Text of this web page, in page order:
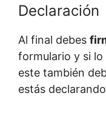
Declaración
Al final debes
formulario y si
este también
estás